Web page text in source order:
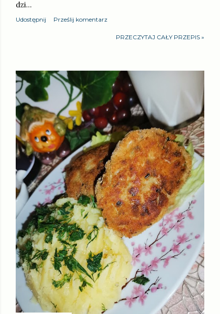
dzi…
Udostępnij Prześlij komentarz
PRZECZYTAJ CAŁY PRZEPIS »